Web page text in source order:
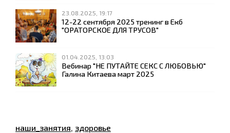
23.08.2025, 19:17
12-22 сентября 2025 тренинг в Екб
"ОРАТОРСКОЕ ДЛЯ ТРУСОВ"
01.04.2025, 13:03
Вебинар "НЕ ПУТАЙТЕ СЕКС С ЛЮБОВЬЮ"
Галина Китаева март 2025
наши_занятия здоровье